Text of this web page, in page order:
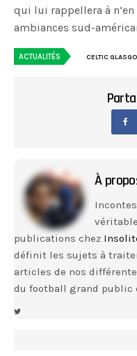
qui lui rappellera à
ambiances sud-
ACTUALITÉS CELTIC
À
publications chez
définit les sujets à
articles de nos
du football grand public